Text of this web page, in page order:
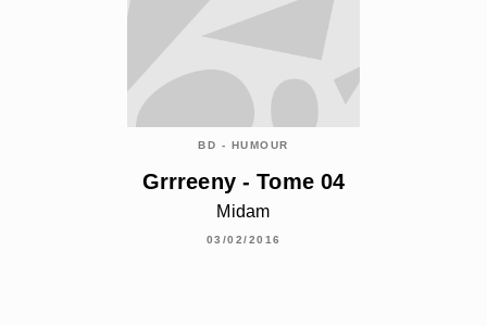
BD - HUMOUR
Grrreeny - Tome 04
Midam
03/02/2016